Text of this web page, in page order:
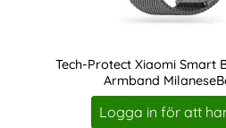
Tech-Protect Xiaomi Smart
Armband
Art. nr 233482
Logga in för att